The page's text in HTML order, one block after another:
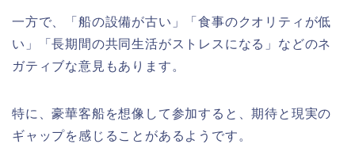
一方で、「船の設備が古い」「食事のクオリティが低
い」「長期間の共同生活がストレスになる」などのネ
ガティブな意見もあります。
特に、豪華客船を想像して参加すると、期待と現実の
ギャップを感じることがあるようです。